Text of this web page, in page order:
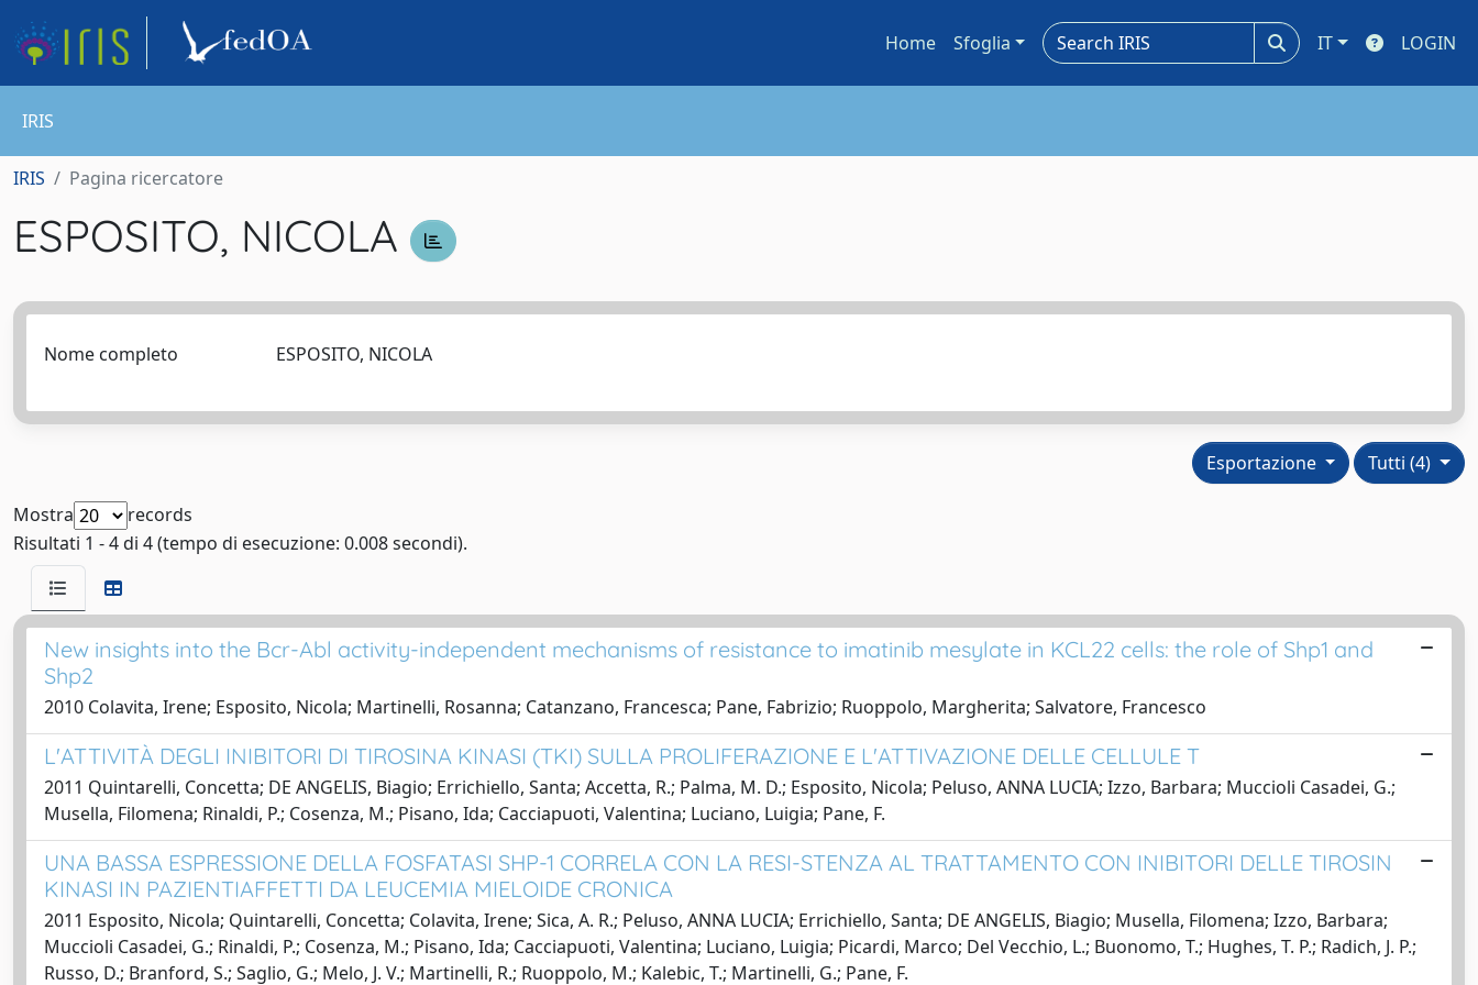
Home Sfoglia IT LOGIN
IRIS
IRIS Pagina ricercatore
ESPOSITO, NICOLA
Nome completo ESPOSITO, NICOLA
Tutti (4)
Esportazione
Mostra
records
Risultati 1 - 4 di 4 (tempo di esecuzione: 0.008 secondi).
New insights into the Bcr-Abl activity-independent mechanisms of resistance to imatinib mesylate in KCL22 cells: the role of Shp1 and
Shp2
2010 Colavita, Irene; Esposito, Nicola; Martinelli, Rosanna; Catanzano, Francesca; Pane, Fabrizio; Ruoppolo, Margherita; Salvatore, Francesco
L'ATTIVITÀ DEGLI INIBITORI DI TIROSINA KINASI (TKI) SULLA PROLIFERAZIONE E L'ATTIVAZIONE DELLE CELLULE T
2011 Quintarelli, Concetta; DE ANGELIS, Biagio; Errichiello, Santa; Accetta, R.; Palma, M. D.; Esposito, Nicola; Peluso, ANNA LUCIA; Izzo, Barbara; Muccioli Casadei, G.;
Musella, Filomena; Rinaldi, P.; Cosenza, M.; Pisano, Ida; Cacciapuoti, Valentina; Luciano, Luigia; Pane, F.
UNA BASSA ESPRESSIONE DELLA FOSFATASI SHP-1 CORRELA CON LA RESI-STENZA AL TRATTAMENTO CON INIBITORI DELLE TIROSIN
KINASI IN PAZIENTIAFFETTI DA LEUCEMIA MIELOIDE CRONICA
2011 Esposito, Nicola; Quintarelli, Concetta; Colavita, Irene; Sica, A. R.; Peluso, ANNA LUCIA; Errichiello, Santa; DE ANGELIS, Biagio; Musella, Filomena; Izzo, Barbara;
Muccioli Casadei, G.; Rinaldi, P.; Cosenza, M.; Pisano, Ida; Cacciapuoti, Valentina; Luciano, Luigia; Picardi, Marco; Del Vecchio, L.; Buonomo, T.; Hughes, T. P.; Radich, J. P.;
Russo, D.; Branford, S.; Saglio, G.; Melo, J. V.; Martinelli, R.; Ruoppolo, M.; Kalebic, T.; Martinelli, G.; Pane, F.